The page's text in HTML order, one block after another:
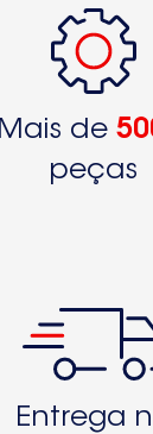
Mais de
peças
Entrega